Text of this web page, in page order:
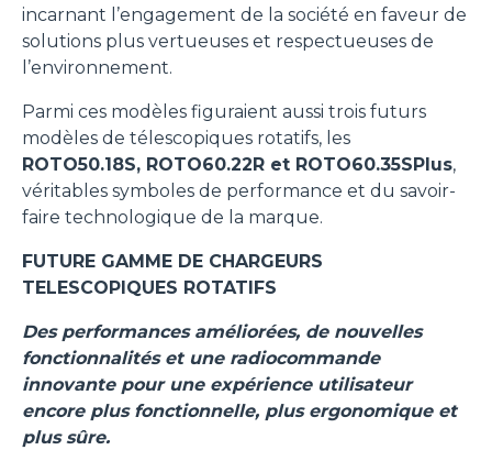
incarnant l’engagement de la société en faveur de
solutions plus vertueuses et respectueuses de
l’environnement.
Parmi ces modèles figuraient aussi trois futurs
modèles de télescopiques rotatifs, les
ROTO50.18S, ROTO60.22R et ROTO60.35SPlus,
véritables symboles de performance et du savoir-
faire technologique de la marque.
FUTURE GAMME DE CHARGEURS
TELESCOPIQUES ROTATIFS
Des performances améliorées, de nouvelles
fonctionnalités et une radiocommande
innovante pour une expérience utilisateur
encore plus fonctionnelle, plus ergonomique et
plus sûre.